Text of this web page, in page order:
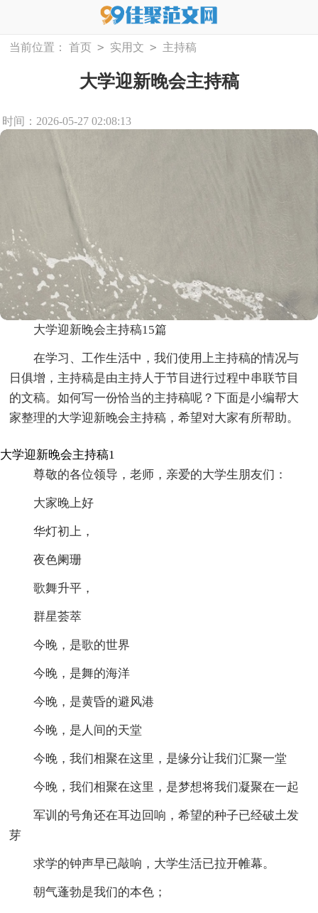
当前位置： 首页 > 实用文 > 主持稿
大学迎新晚会主持稿
时间：2026-05-27 02:08:13
大学迎新晚会主持稿15篇
在学习、工作生活中，我们使用上主持稿的情况与
日俱增，主持稿是由主持人于节目进行过程中串联节目
的文稿。如何写一份恰当的主持稿呢？下面是小编帮大
家整理的大学迎新晚会主持稿，希望对大家有所帮助。
大学迎新晚会主持稿1
尊敬的各位领导，老师，亲爱的大学生朋友们：
大家晚上好
华灯初上，
夜色阑珊
歌舞升平，
群星荟萃
今晚，是歌的世界
今晚，是舞的海洋
今晚，是黄昏的避风港
今晚，是人间的天堂
今晚，我们相聚在这里，是缘分让我们汇聚一堂
今晚，我们相聚在这里，是梦想将我们凝聚在一起
军训的号角还在耳边回响，希望的种子已经破土发
芽
求学的钟声早已敲响，大学生活已拉开帷幕。
朝气蓬勃是我们的本色；